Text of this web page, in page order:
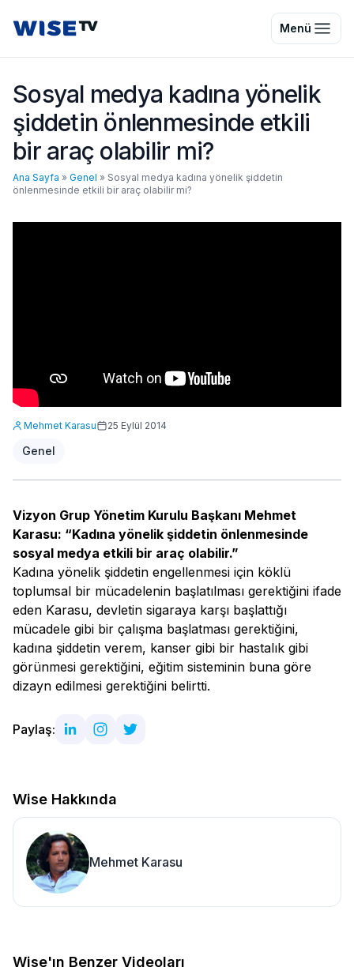
Wise TV Menü
Sosyal medya kadına yönelik
şiddetin önlenmesinde etkili
bir araç olabilir mi?
Ana Sayfa » Genel » Sosyal medya kadına yönelik şiddetin
önlenmesinde etkili bir araç olabilir mi?
Mehmet Karasu 25 Eylül 2014
Genel
Vizyon Grup Yönetim Kurulu Başkanı Mehmet
Karasu: “Kadına yönelik şiddetin önlenmesinde
sosyal medya etkili bir araç olabilir.”
Kadına yönelik şiddetin engellenmesi için köklü
toplumsal bir mücadelenin başlatılması gerektiğini ifade
eden Karasu, devletin sigaraya karşı başlattığı
mücadele gibi bir çalışma başlatması gerektiğini,
kadına şiddetin verem, kanser gibi bir hastalık gibi
görünmesi gerektiğini, eğitim sisteminin buna göre
dizayn edilmesi gerektiğini belirtti.
Paylaş:
Wise Hakkında
Mehmet Karasu
Wise'ın Benzer Videoları